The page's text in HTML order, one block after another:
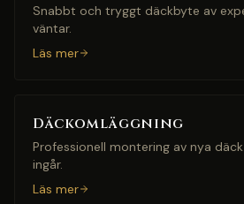
Snabbt och tryggt däckbyte av
väntar.
Läs mer
Däckomläggning
Professionell montering av nya
ingår.
Läs mer